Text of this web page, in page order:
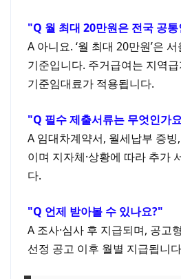
Q 월 최대 20만원은 전국 공
A 아니요. ‘월 최대 20만원’은
기준입니다. 주거급여는 지역
기준임대료가 적용됩니다.
Q 필수 제출서류는 무엇인가
A 임대차계약서, 월세납부 증
이며 지자체·상황에 따라 추가
다.
Q 언제 받아볼 수 있나요?
A 조사·심사 후 지급되며, 공고
선정 공고 이후 월별 지급됩니